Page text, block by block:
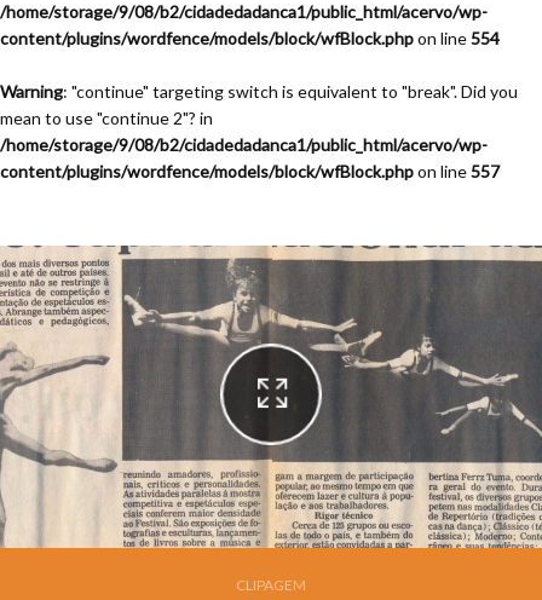
/home/storage/9/08/b2/cidadedadanca1/public_html/acervo/wp-
content/plugins/wordfence/models/block/wfBlock.phpon line554
Warning: "continue" targeting switch is equivalent to "break". Did you
mean to use "continue 2"? in
/home/storage/9/08/b2/cidadedadanca1/public_html/acervo/wp-
content/plugins/wordfence/models/block/wfBlock.phpon line557
Festival de Dança de Joinville - 9a. Edição - 1991
CLIPAGEM